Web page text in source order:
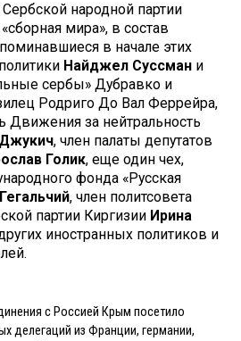
на­родной партии
мира», в состав
в нача­ле этих
Найджел Суссман и
сербы» Дубравко и
Родри­го До Вал Феррейра,
Движения за нейтраль­ность
, член палаты депутатов
Голик, еще один чех,
фонда «Русская
, член политсовета
партии Кир­гизии Ирина
иностранных политиков и
с Россией Крым посетило
делегаций из Франции, германии,